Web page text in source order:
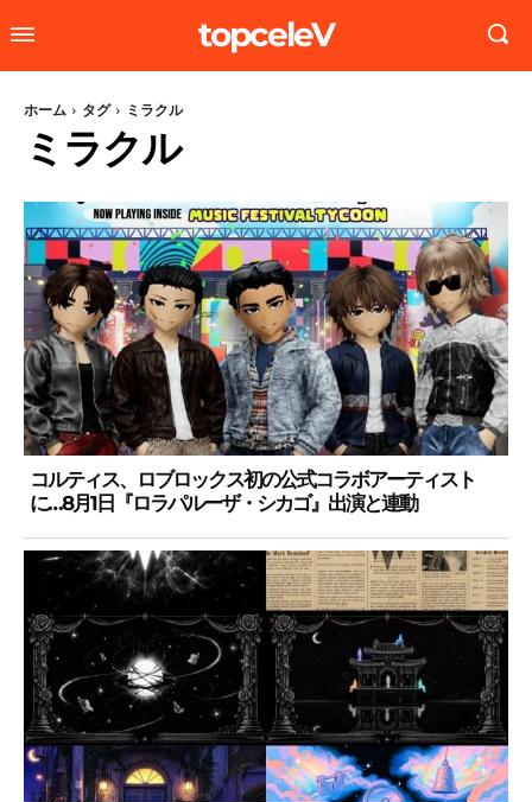
topceleV
ホーム タグ ミラクル
ミラクル
コルティス、ロブロックス初の公式コラボアーティスト
に…8月1日『ロラパルーザ・シカゴ』出演と連動